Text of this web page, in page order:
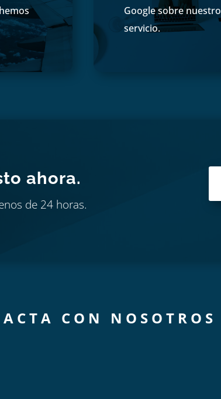
Google sobre nuestro
servicio.
ahora.
de 24 horas.
CON NOSOTROS